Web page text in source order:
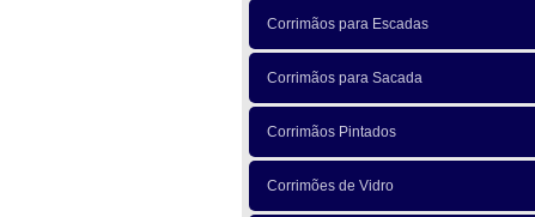
Corrimãos para Escadas
Corrimãos para Sacada
Corrimãos Pintados
Corrimões de Vidro